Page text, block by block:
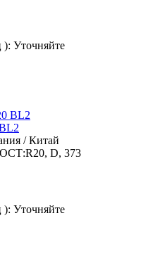
): Уточняйте
/ Китай
R20, D, 373
): Уточняйте